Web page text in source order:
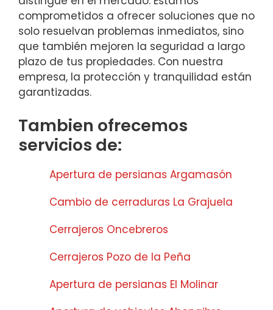
comprometidos a ofrecer soluciones que no
solo resuelvan problemas inmediatos, sino
que también mejoren la seguridad a largo
plazo de tus propiedades. Con nuestra
empresa, la protección y tranquilidad están
garantizadas.
Tambien ofrecemos
servicios de:
Apertura de persianas Argamasón
Cambio de cerraduras La Grajuela
Cerrajeros Oncebreros
Cerrajeros Pozo de la Peña
Apertura de persianas El Molinar